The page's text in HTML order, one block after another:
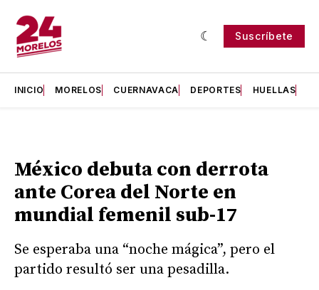
Suscríbete
INICIO MORELOS CUERNAVACA DEPORTES HUELLAS
México debuta con derrota
ante Corea del Norte en
mundial femenil sub-17
Se esperaba una “noche mágica”, pero el
partido resultó ser una pesadilla.